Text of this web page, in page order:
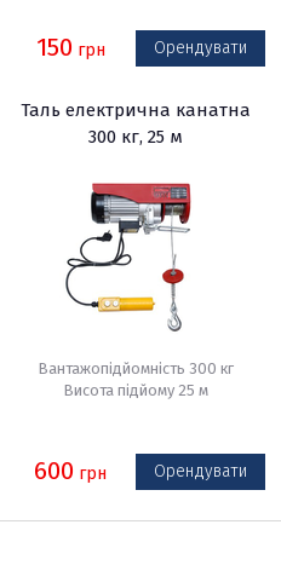
150 грн Орендувати
Таль електрична канатна
300 кг, 25 м
Вантажопідйомність 300 кг
Висота підйому 25 м
600 грн Орендувати